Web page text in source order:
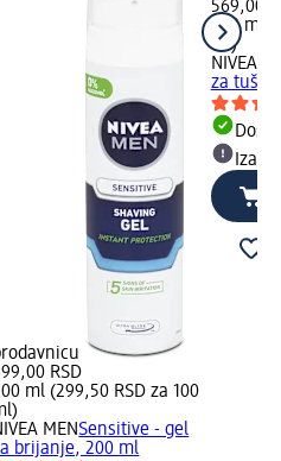
RSD
ml (299,50 RSD za 100
MENSensitive - gel
brijanje, 200 ml
569,00
500 ml
ml)
NIVEA
za